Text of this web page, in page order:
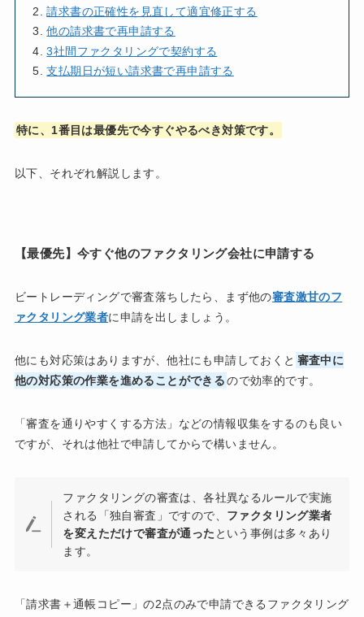
請求書の正確性を見直して適宜修正する
他の請求書で再申請する
3社間ファクタリングで契約する
支払期日が短い請求書で再申請する
特に、1番目は最優先で今すぐやるべき対策です。
以下、それぞれ解説します。
【最優先】今すぐ他のファクタリング会社に申請する
ビートレーディングで審査落ちしたら、まず他の審査激甘のフ
ァクタリング業者に申請を出しましょう。
他にも対応策はありますが、他社にも申請しておくと 審査中に
他の対応策の作業を進めることができるので効率的です。
「審査を通りやすくする方法」などの情報収集をするのも良い
ですが、それは他社で申請してからで構いません。
ファクタリングの審査は、各社異なるルールで実施
される「独自審査」ですので、 ファクタリング業者
を変えただけで審査が通った という事例は多々あり
ます。
「請求書＋通帳コピー」の2点のみで申請できるファクタリング